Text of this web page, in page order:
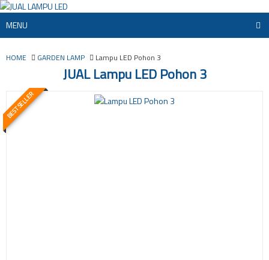
MENU
HOME GARDEN LAMP Lampu LED Pohon 3
JUAL Lampu LED Pohon 3
BEST SELLER